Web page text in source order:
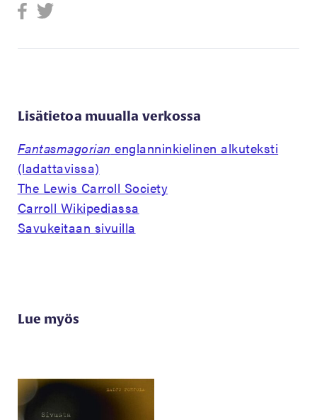
Lisätietoa muualla verkossa
Fantasmagorian englanninkielinen alkuteksti
(ladattavissa)
The Lewis Carroll Society
Carroll Wikipediassa
Savukeitaan sivuilla
Lue myös